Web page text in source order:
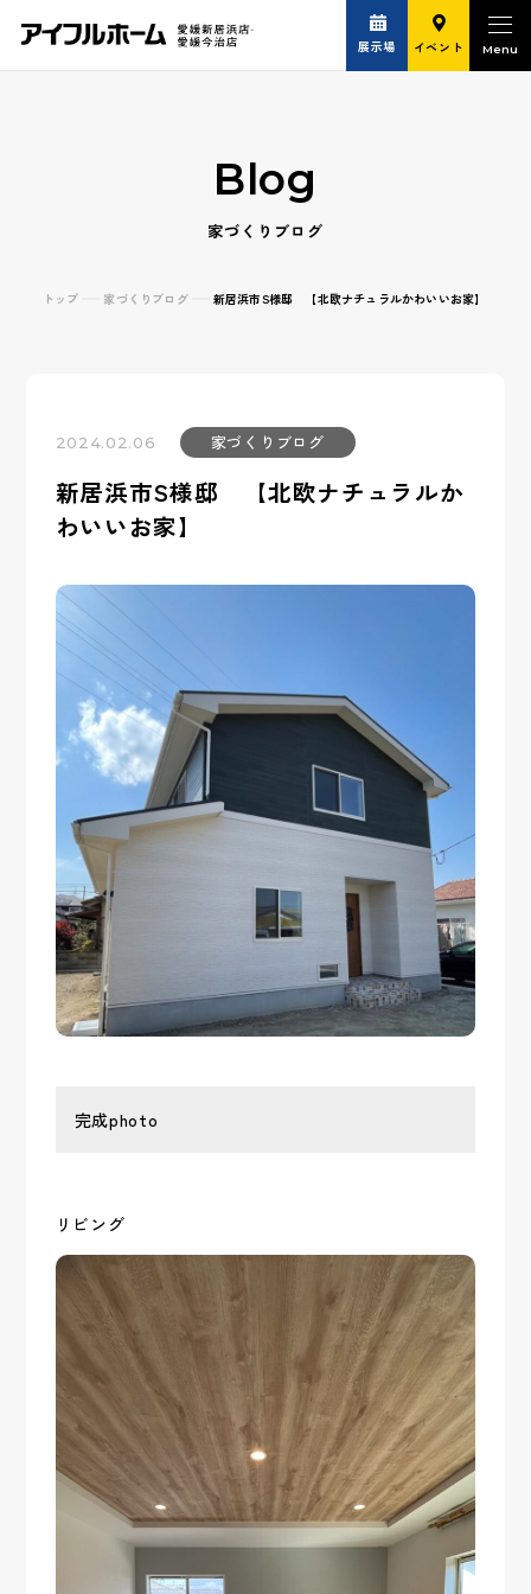
展示場 イベント
Blog
家づくりブログ
トップ 家づくりブログ 新居浜市S様邸 【北欧ナチュラルかわいいお家】
2024.02.06 家づくりブログ
新居浜市S様邸 【北欧ナチュラルか
わいいお家】
完成photo
リビング